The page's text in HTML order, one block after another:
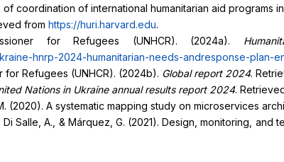
coordination of international humanitarian aid programs
from https://huri.harvard.edu.
for Refugees (UNHCR). (2024a).
hnrp-2024-humanitarian-needs-andresponse-plan-
for Refugees (UNHCR). (2024b). Global report 2024.
Nations in Ukraine annual results report 2024.
(2020). A systematic mapping study on microservices
Di Salle, A., & Márquez, G. (2021). Design, monitoring,